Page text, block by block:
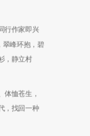
行作家即兴
翠峰环抱，碧
，静立村
体恤苍生，
，找回一种